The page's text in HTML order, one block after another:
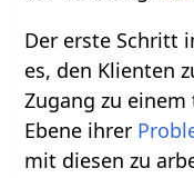
Der erste Schritt
es, den Klienten
Zugang zu
Ebene ihrer
mit diesen zu